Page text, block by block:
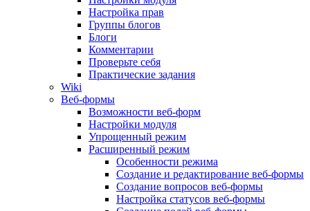
Настройка прав
Группы блогов
Блоги
Комментарии
Проверьте себя
Практические задания
Wiki
Веб-формы
Возможности веб-форм
Настройки модуля
Упрощенный режим
Расширенный режим
Особенности режима
Создание и редактирование веб-формы
Создание вопросов веб-формы
Настройка статусов веб-формы